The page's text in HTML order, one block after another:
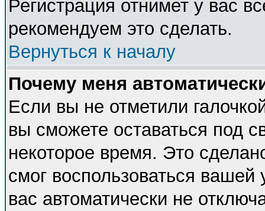
Регистрация отнимет у вас
рекомендуем это сделать.
Вернуться к началу
Почему меня
Если вы не отметили
вы сможете оставаться под
некоторое время. Это
смог воспользоваться
вас автоматически не